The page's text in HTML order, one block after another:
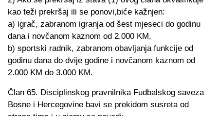
kao teži prekršaj ili se ponovi,biće kažnjen:
a) igrač, zabranom igranja od šest mjeseci do godinu
dana i novčanom kaznom od 2.000 KM,
b) sportski radnik, zabranom obavljanja funkcije od
godinu dana do dvije godine i novčanom kaznom od
2.000 KM do 3.000 KM.
Član 65. Disciplinskog pravnilnika Fudbalskog saveza
Bosne i Hercegovine bavi se prekidom susreta od